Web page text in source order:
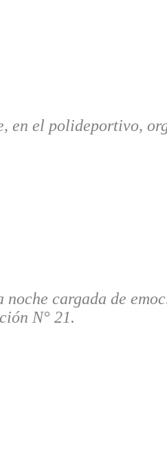
en el polideportivo,
cargada de
N° 21.